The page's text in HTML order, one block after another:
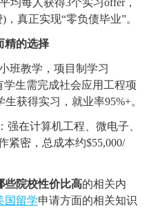
真正实现“零负债毕业”。
精的选择
教学，项目制学习
学生需完成社会应用工程项
生获得实习，就业率95%+。
在计算机工程、微电子、
紧密，总成本约$55,000/
些院校性价比高的相关内
国留学申请方面的相关知识